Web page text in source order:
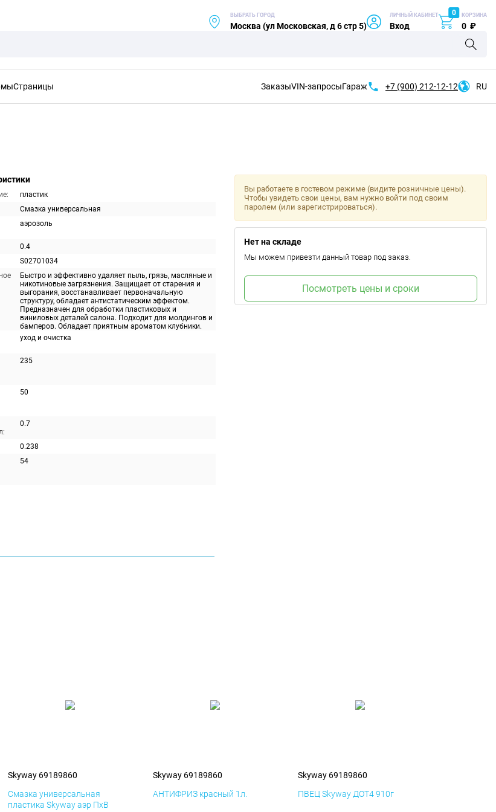
ВЫБРАТЬ ГОРОД
Москва (ул Московская, д 6 стр 5)
ЛИЧНЫЙ КАБИНЕТ
Вход
0 КОРЗИНА
0 ₽
Страницы ЗаказыVIN-запросыГараж +7 (900) 212-12-12 RU
пластик
Смазка универсальная
аэрозоль
0.4
S02701034
Быстро и эффективно удаляет пыль, грязь, масляные и
никотиновые загрязнения. Защищает от старения и
выгорания, восстанавливает первоначальную
структуру, обладает антистатическим эффектом.
Предназначен для обработки пластиковых и
виниловых деталей салона. Подходит для молдингов и
бамперов. Обладает приятным ароматом клубники.
уход и очистка
235
50
0.7
0.238
54
Вы работаете в гостевом режиме (видите розничные цены).
Чтобы увидеть свои цены, вам нужно войти под своим
паролем (или зарегистрироваться).
Нет на складе
Мы можем привезти данный товар под заказ.
Посмотреть цены и сроки
Skyway 69189860
Смазка универсальная
пластика Skyway аэр ПхВ
Skyway 69189860
АНТИФРИЗ красный 1л.
Skyway 69189860
ПВЕЦ Skyway ДОТ4 910г